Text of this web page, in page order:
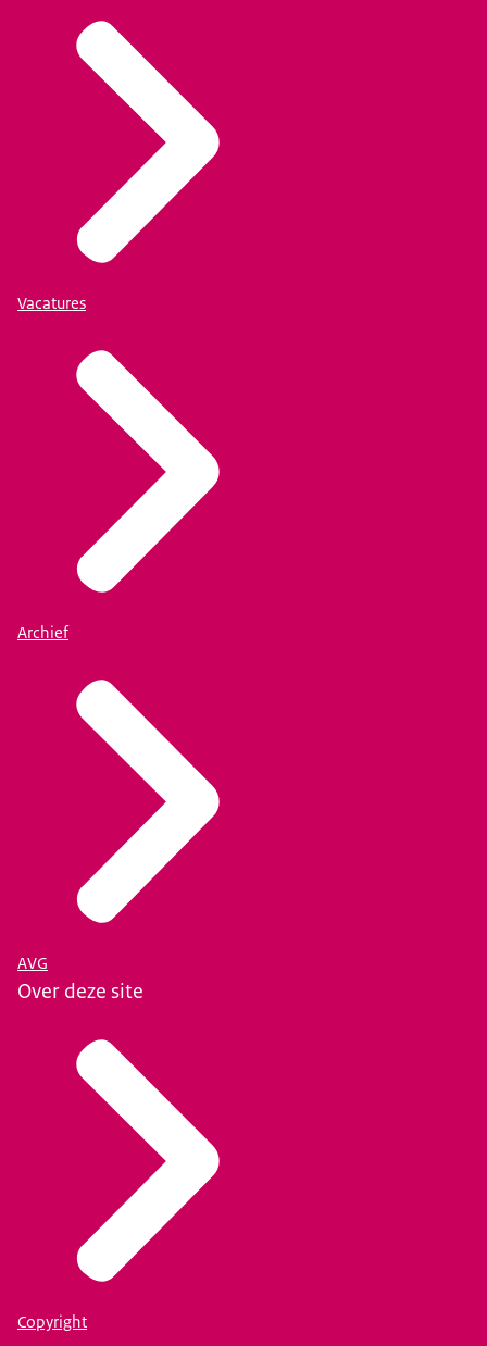
Vacatures
Archief
AVG
Over deze site
Copyright